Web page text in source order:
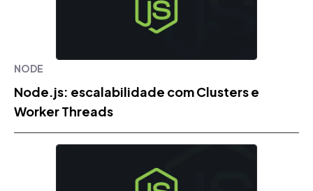
NODE
Node.js: escalabilidade com Clusters e
Worker Threads